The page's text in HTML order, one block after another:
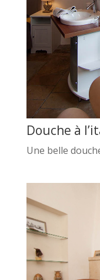
Douche à
Une belle